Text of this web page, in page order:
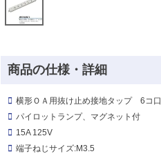
商品の仕様・詳細
横形ＯＡ用抜け止め接地タップ 6コ口
パイロットランプ、マグネット付
15A 125V
端子ねじサイズ:M3.5